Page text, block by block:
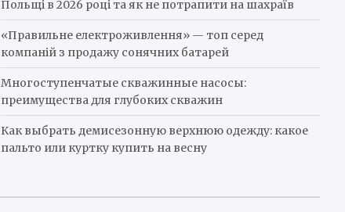
Польщі в 2026 році та як не потрапити на шахраїв
«Правильне електроживлення» — топ серед
компаній з продажу сонячних батарей
Многоступенчатые скважинные насосы:
преимущества для глубоких скважин
Как выбрать демисезонную верхнюю одежду: какое
пальто или куртку купить на весну